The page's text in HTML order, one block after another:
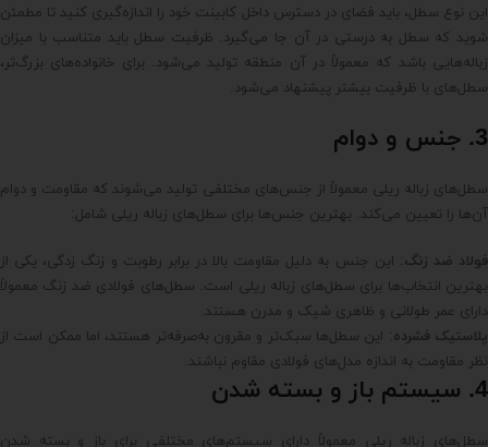
این نوع سطل، باید فضای در دسترس داخل کابینت خود را اندازه‌گیری کنید تا مطمئن
شوید که سطل به درستی در آن جا می‌گیرد. ظرفیت سطل باید متناسب با میزان
زباله‌هایی باشد که معمولاً در آن منطقه تولید می‌شود. برای خانواده‌های بزرگ‌تر،
سطل‌های با ظرفیت بیشتر پیشنهاد می‌شود.
3. جنس و دوام
سطل‌های زباله ریلی معمولاً از جنس‌های مختلفی تولید می‌شوند که مقاومت و دوام
آن‌ها را تعیین می‌کند. بهترین جنس‌ها برای سطل‌های زباله ریلی شامل:
فولاد ضد زنگ : این جنس به دلیل مقاومت بالا در برابر رطوبت و زنگ زدگی، یکی از
بهترین انتخاب‌ها برای سطل‌های زباله ریلی است. سطل‌های فولادی ضد زنگ معمولاً
دارای عمر طولانی و ظاهری شیک و مدرن هستند.
پلاستیک فشرده : این سطل‌ها سبک‌تر و مقرون به‌صرفه‌تر هستند، اما ممکن است از
نظر مقاومت به اندازه مدل‌های فولادی مقاوم نباشند.
4. سیستم باز و بسته شدن
سطل‌های زباله ریلی معمولاً دارای سیستم‌های مختلفی برای باز و بسته شدن